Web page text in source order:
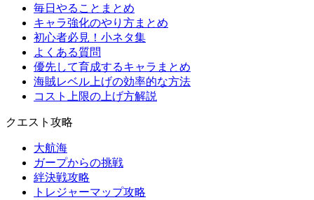
毎日やることまとめ
キャラ強化のやり方まとめ
初心者必見！小ネタ集
よくある質問
優先して育成するキャラまとめ
海賊レベル上げの効率的な方法
コスト上限の上げ方解説
クエスト攻略
大航海
ガープからの挑戦
絆決戦攻略
トレジャーマップ攻略